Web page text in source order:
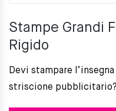
Stampe Grandi
Rigido
Devi stampare
striscione